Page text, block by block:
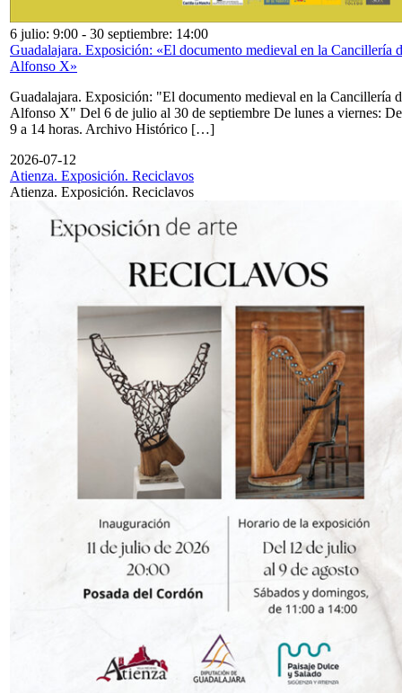
6 julio: 9:00 - 30 septiembre: 14:00
Guadalajara. Exposición: «El documento medieval en la Cancillería
Alfonso X»
Guadalajara. Exposición: "El documento medieval en la Cancillería
Alfonso X" Del 6 de julio al 30 de septiembre De lunes a viernes: De
9 a 14 horas. Archivo Histórico […]
2026-07-12
Atienza. Exposición. Reciclavos
Atienza. Exposición. Reciclavos